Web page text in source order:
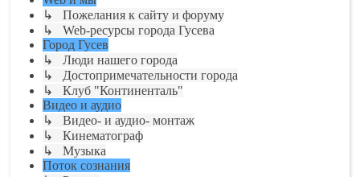
↳ Пожелания к сайту и форуму
↳ Web-ресурсы города Гусева
Город Гусев
↳ Люди нашего города
↳ Достопримечательности города
↳ Клуб "Континенталь"
Видео и аудио
↳ Видео- и аудио- монтаж
↳ Кинематограф
↳ Музыка
Поток сознания